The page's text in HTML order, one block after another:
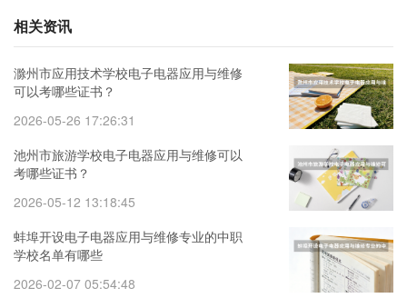
相关资讯
滁州市应用技术学校电子电器应用与维修
可以考哪些证书？
2026-05-26 17:26:31
池州市旅游学校电子电器应用与维修可以
考哪些证书？
2026-05-12 13:18:45
蚌埠开设电子电器应用与维修专业的中职
学校名单有哪些
2026-02-07 05:54:48